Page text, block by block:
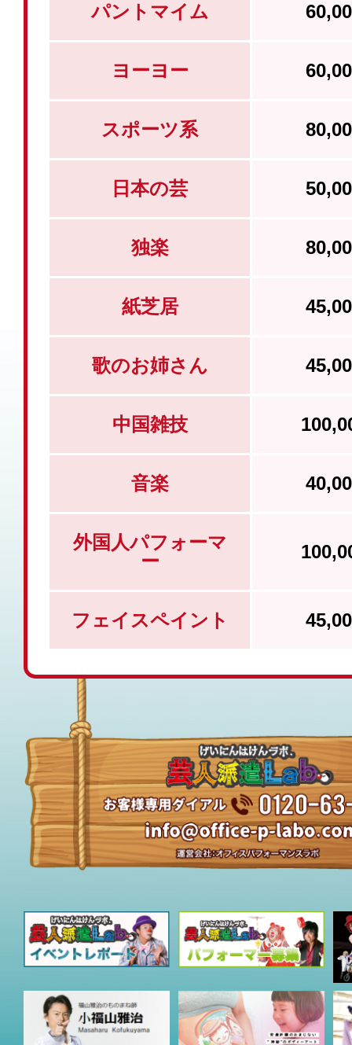
パントマイム
ヨーヨー
スポーツ系
日本の芸
独楽
紙芝居
歌のお姉さん
中国雑技
音楽
外国人パフォーマ
ー
フェイスペイント